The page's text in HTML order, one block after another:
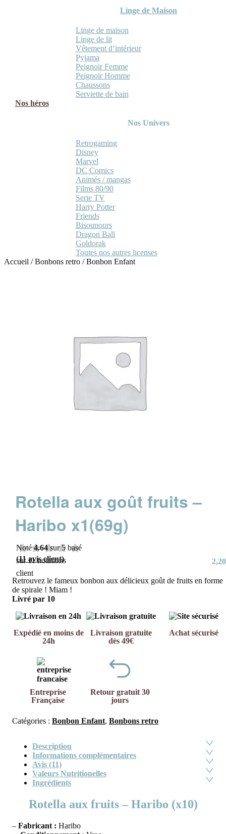
Linge de Maison
Linge de maison
Linge de lit
Vêtement d’intérieur
Pyjama
Peignoir Femme
Peignoir Homme
Chaussons
Serviette de bain
Nos héros
Nos Univers
Retrogaming
Disney
Marvel
DC Comics
Animés / mangas
Films 80/90
Serie TV
Harry Potter
Friends
Bisounours
Dragon Ball
Goldorak
Toutes nos autres licenses
Accueil /Bonbons retro /Bonbon Enfant
Rotella aux goût fruits –
Haribo x1(69g)
Noté4.64 sur 5 basé
sur11notations
client
(11 avis client) 2,20
Retrouvez le fameux bonbon aux délicieux goût de fruits en forme
de spirale ! Miam !
Livré par 10
Expédié en moins de
24h
Livraison gratuite
dès 49€
Achat sécurisé
Entreprise
Française
Retour gratuit 30
jours
Catégories : Bonbon Enfant, Bonbons retro
Description
Informations complémentaires
Avis (11)
Valeurs Nutritionelles
Ingrédients
Rotella aux fruits – Haribo (x10)
– Fabricant : Haribo